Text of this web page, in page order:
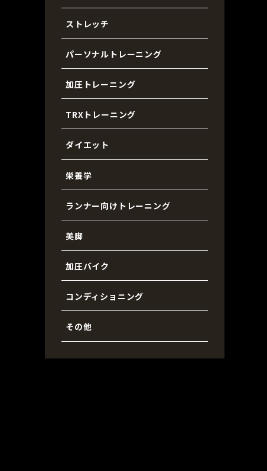
ストレッチ
パーソナルトレーニング
加圧トレーニング
TRXトレーニング
ダイエット
栄養学
ランナー向けトレーニング
美脚
加圧バイク
コンディショニング
その他